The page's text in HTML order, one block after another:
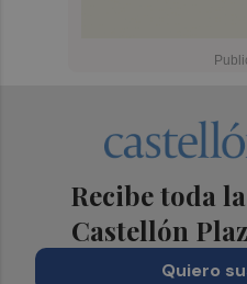
Recibe toda
Castellón
Quiero